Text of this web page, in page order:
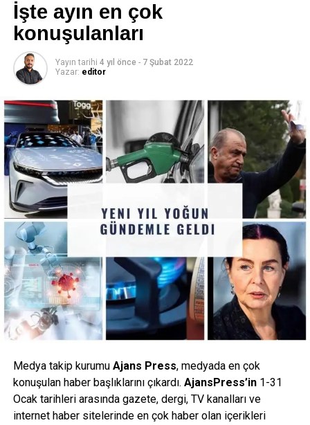
İşte ayın en çok
konuşulanları
Yayın tarihi 4 yıl önce - 7 Şubat 2022
Yazar: editor
Medya takip kurumu Ajans Press, medyada en çok
konuşulan haber başlıklarını çıkardı. AjansPress’in1-31
Ocak tarihleri arasında gazete, dergi, TV kanalları ve
internet haber sitelerinde en çok haber olan içerikleri